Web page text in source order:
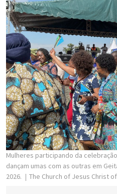
Mulheres participando da
dançam umas com as outras em
2026.
The Church of Jesus Christ